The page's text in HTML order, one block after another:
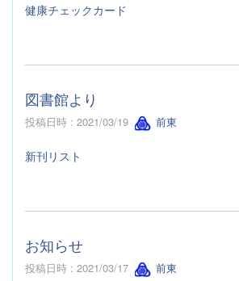
健康チェックカード
図書館より
投稿日時 : 2021/03/19 前東
新刊リスト
お知らせ
投稿日時 : 2021/03/17 前東